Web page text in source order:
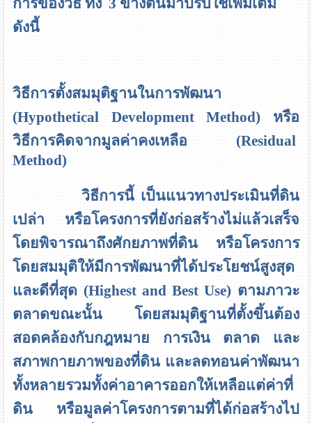
ดังนี้
วิธีการตั้งสมมุติฐานในการพัฒนา
(Hypothetical Development Method) หรือ
วิธีการคิดจากมูลค่าคงเหลือ
(Residual
Method)
วิธีการนี้ เป็นแนวทางประเมินที่ดิน
เปล่า หรือโครงการที่ยังก่อสร้างไม่แล้วเสร็จ
โดยพิจารณาถึงศักยภาพที่ดิน หรือโครงการ
โดยสมมุติให้มีการพัฒนาที่ได้ประโยชน์สูงสุด
และดีที่สุด (Highest and Best Use) ตามภาวะ
ตลาดขณะนั้น โดยสมมุติฐานที่ตั้งขึ้นต้อง
สอดคล้องกับกฎหมาย การเงิน ตลาด และ
สภาพกายภาพของที่ดิน และลดทอนค่าพัฒนา
ทั้งหลายรวมทั้งค่าอาคารออกให้เหลือแต่ค่าที่
ดิน หรือมูลค่าโครงการตามที่ได้ก่อสร้างไป